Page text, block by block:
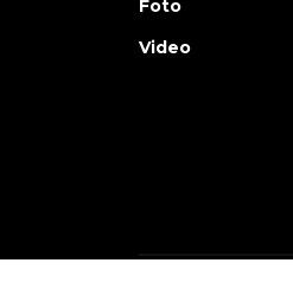
Foto
Video